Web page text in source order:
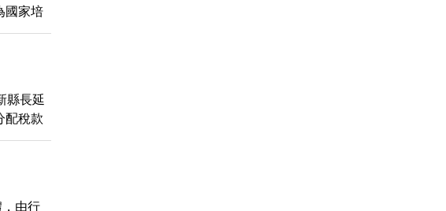
國家培
縣長延
配稅款
問題，
由行